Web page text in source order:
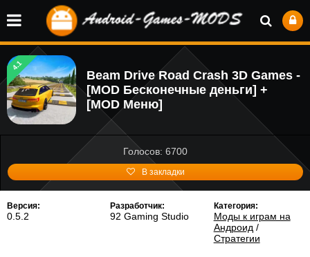
4.1
Beam Drive Road Crash 3D Games -
[MOD Бесконечные деньги] +
[MOD Меню]
Голосов: 6700
В закладки
Версия:
0.5.2
Разработчик:
92 Gaming Studio
Категория:
Моды к играм на
Андроид /
Стратегии